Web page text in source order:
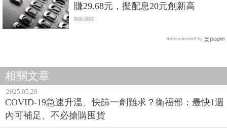
賺29.68元，擬配息20元創新高
觀點新聞
Recommended by
相關文章
2025.05.28
COVID-19急速升溫、快篩一劑難求？衛福部：最快1週
內可補足、不必搶購囤貨